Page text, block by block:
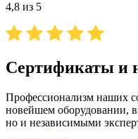
4,8 из 5
Сертификаты и
Профессионализм наших
новейшем оборудовании,
но и независимыми